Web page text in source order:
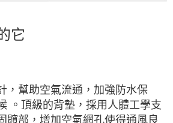
它
，幫助空氣流通，加強防水保
。頂級的背墊，採用人體工學支
髖部，增加空氣網孔使得通風良